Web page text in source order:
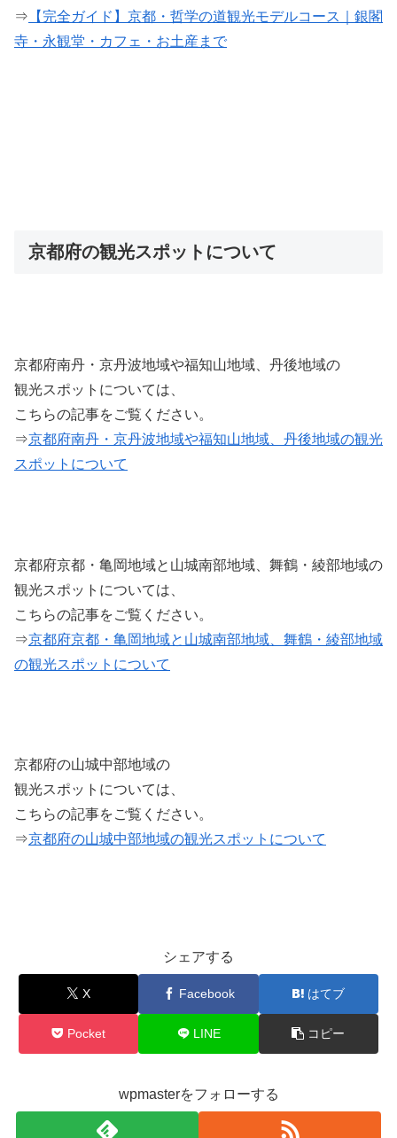
⇒ 【完全ガイド】京都・哲学の道観光モデルコース｜銀閣
寺・永観堂・カフェ・お土産まで
京都府の観光スポットについて
京都府南丹・京丹波地域や福知山地域、丹後地域の
観光スポットについては、
こちらの記事をご覧ください。
⇒京都府南丹・京丹波地域や福知山地域、丹後地域の観光
スポットについて
京都府京都・亀岡地域と山城南部地域、舞鶴・綾部地域の
観光スポットについては、
こちらの記事をご覧ください。
⇒京都府京都・亀岡地域と山城南部地域、舞鶴・綾部地域
の観光スポットについて
京都府の山城中部地域の
観光スポットについては、
こちらの記事をご覧ください。
⇒京都府の山城中部地域の観光スポットについて
シェアする
X Facebook はてブ
Pocket LINE コピー
wpmasterをフォローする